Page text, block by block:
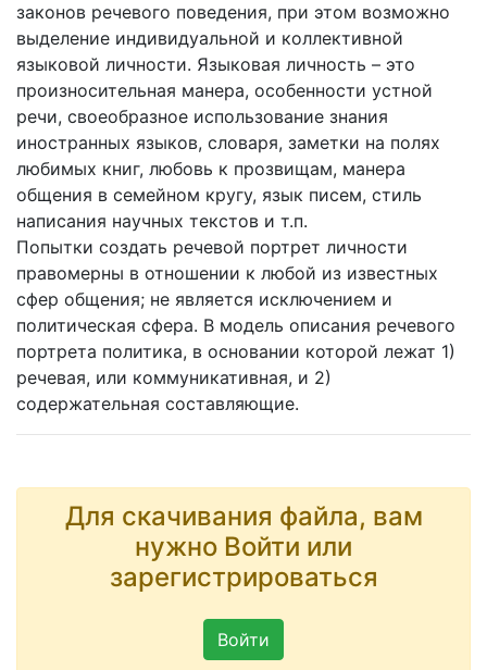
законов речевого поведения, при этом возможно
выделение индивидуальной и коллективной
языковой личности. Языковая личность – это
произносительная манера, особенности устной
речи, своеобразное использование знания
иностранных языков, словаря, заметки на полях
любимых книг, любовь к прозвищам, манера
общения в семейном кругу, язык писем, стиль
написания научных текстов и т.п.
Попытки создать речевой портрет личности
правомерны в отношении к любой из известных
сфер общения; не является исключением и
политическая сфера. В модель описания речевого
портрета политика, в основании которой лежат 1)
речевая, или коммуникативная, и 2)
содержательная составляющие.
Для скачивания файла, вам
нужно Войти или
зарегистрироваться
Войти